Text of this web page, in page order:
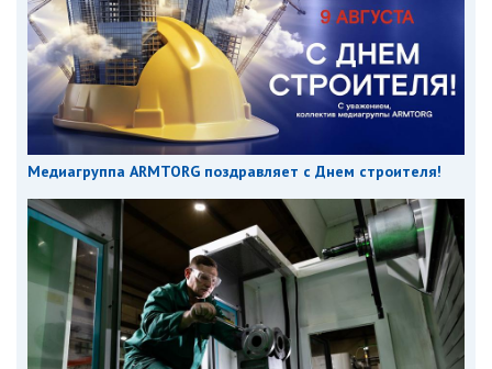
Медиагруппа ARMTORG поздравляет с Днем строителя!